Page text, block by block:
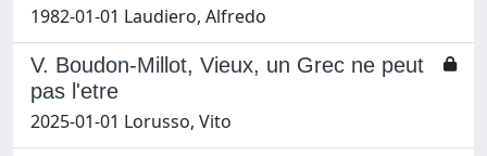
1982-01-01 Laudiero, Alfredo
V. Boudon-Millot, Vieux, un Grec ne peut
pas l'etre
2025-01-01 Lorusso, Vito